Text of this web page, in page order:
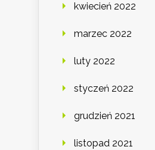
kwiecień 2022
marzec 2022
luty 2022
styczeń 2022
grudzień 2021
listopad 2021